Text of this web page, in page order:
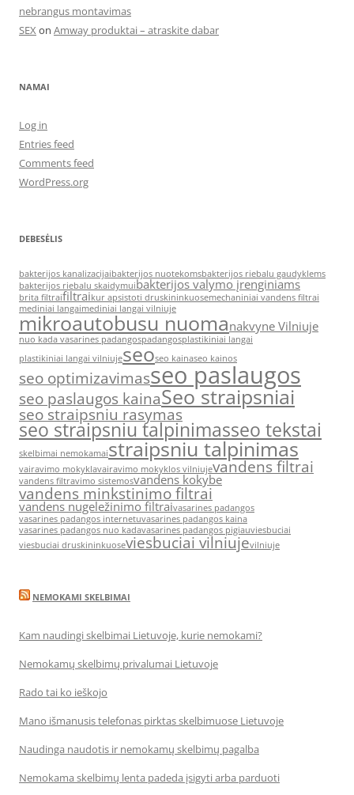
nebrangus montavimas
SEX on Amway produktai – atraskite dabar
NAMAI
Log in
Entries feed
Comments feed
WordPress.org
DEBESĖLIS
bakterijos kanalizacijaibakterijos nuotekomsbakterijos riebalu gaudyklems
bakterijos riebalu skaidymuibakterijos valymo įrenginiams
brita filtraifiltraikur apsistoti druskininkuosemechaniniai vandens filtrai
mediniai langaimediniai langai vilniuje
mikroautobusu nuomanakvyne Vilniuje
nuo kada vasarines padangospadangosplastikiniai langai
plastikiniai langai vilniujeseoseo kainaseo kainos
seo optimizavimasseo paslaugos
seo paslaugos kainaSeo straipsniai
seo straipsniu rasymas
seo straipsniu talpinimasseo tekstai
skelbimai nemokamaistraipsniu talpinimas
vairavimo mokyklavairavimo mokyklos vilniujevandens filtrai
vandens filtravimo sistemosvandens kokybe
vandens minkstinimo filtrai
vandens nugeležinimo filtraivasarines padangos
vasarines padangos internetuvasarines padangos kaina
vasarines padangos nuo kadavasarines padangos pigiauviesbuciai
viesbuciai druskininkuoseviesbuciai vilniujevilniuje
NEMOKAMI SKELBIMAI
Kam naudingi skelbimai Lietuvoje, kurie nemokami?
Nemokamų skelbimų privalumai Lietuvoje
Rado tai ko ieškojo
Mano išmanusis telefonas pirktas skelbimuose Lietuvoje
Naudinga naudotis ir nemokamų skelbimų pagalba
Nemokama skelbimų lenta padeda įsigyti arba parduoti